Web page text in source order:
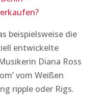
beispielsweise die
entwickelte
Diana Ross
vom Weißen
ripple oder Rigs.